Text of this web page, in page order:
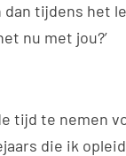
dan tijdens het
nu met jou?’
tijd te nemen
die ik